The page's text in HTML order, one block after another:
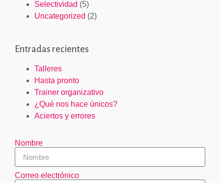
Selectividad (5)
Uncategorized (2)
Entradas recientes
Talleres
Hasta pronto
Trainer organizativo
¿Qué nos hace únicos?
Aciertos y errores
Nombre
Correo electrónico